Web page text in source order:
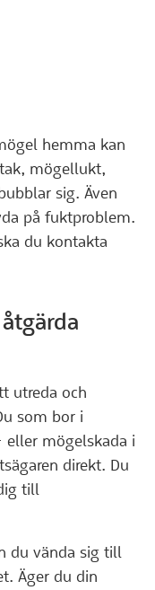
hemma kan
mögellukt,
sig. Även
på fuktproblem.
du kontakta
utreda och
som bor i
eller mögelskada i
direkt. Du
till
du vända sig till
Äger du din